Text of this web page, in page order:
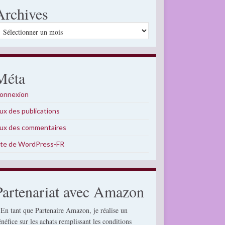
des publications
des commentaires
de WordPress-FR
avec Amazon
tant que Partenaire Amazon, je réalise un
sur les achats remplissant les conditions